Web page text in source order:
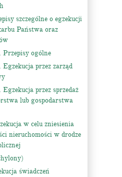
szczególne o egzekucji
Państwa oraz
Przepisy ogólne
Egzekucja przez zarząd
Egzekucja przez sprzedaż
lub gospodarstwa
w celu zniesienia
nieruchomości w drodze
świadczeń